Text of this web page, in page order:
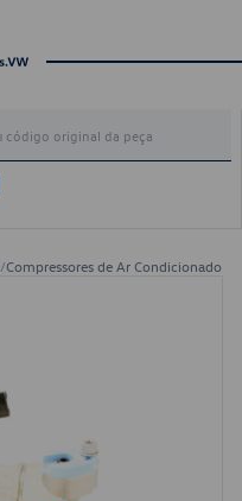
/Compressores de Ar Condicionado